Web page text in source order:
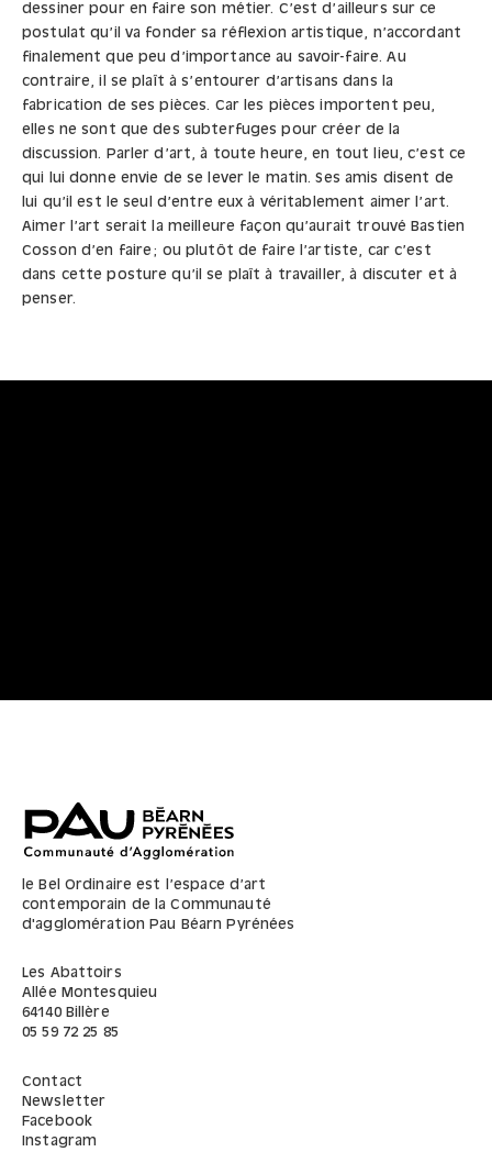
dessiner pour en faire son métier. C’est d’ailleurs sur ce
postulat qu’il va fonder sa réflexion artistique, n’accordant
finalement que peu d’importance au savoir-faire. Au
contraire, il se plaît à s’entourer d’artisans dans la
fabrication de ses pièces. Car les pièces importent peu,
elles ne sont que des subterfuges pour créer de la
discussion. Parler d’art, à toute heure, en tout lieu, c’est ce
qui lui donne envie de se lever le matin. Ses amis disent de
lui qu’il est le seul d’entre eux à véritablement aimer l’art.
Aimer l’art serait la meilleure façon qu’aurait trouvé Bastien
Cosson d’en faire ; ou plutôt de faire l’artiste, car c’est
dans cette posture qu’il se plaît à travailler, à discuter et à
penser.
le Bel Ordinaire est l’espace d’art
contemporain de la Communauté
d'agglomération Pau Béarn Pyrénées
Les Abattoirs
Allée Montesquieu
64140 Billère
05 59 72 25 85
Contact
Newsletter
Facebook
Instagram